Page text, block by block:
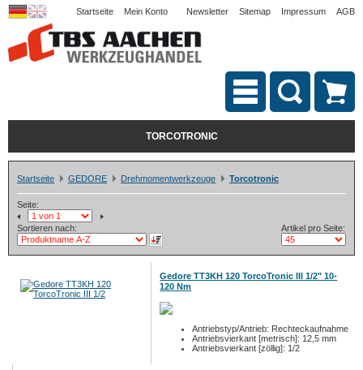
Startseite Mein Konto Newsletter Sitemap Impressum AGB
TORCOTRONIC
Startseite GEDORE Drehmomentwerkzeuge Torcotronic
Seite:
Sortieren nach: Artikel pro Seite:
Gedore TT3KH 120 TorcoTronic III 1/2" 10-
120 Nm
Antriebstyp/Antrieb: Rechteckaufnahme
Antriebsvierkant [metrisch]: 12,5 mm
Antriebsvierkant [zöllig]: 1/2